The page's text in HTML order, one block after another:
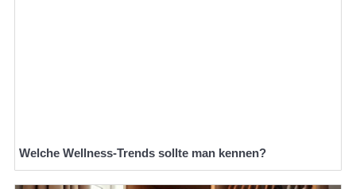
Welche Wellness-Trends sollte man kennen?